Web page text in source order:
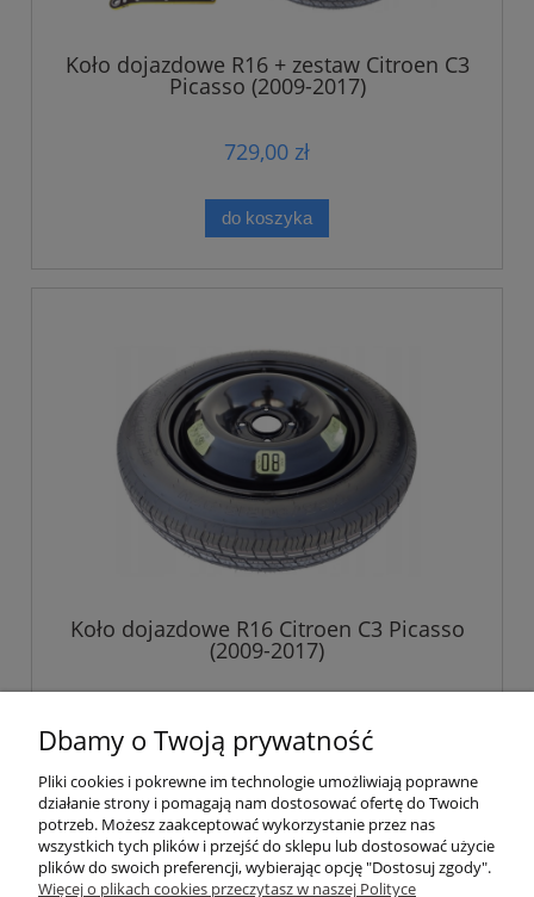
Koło dojazdowe R16 + zestaw Citroen C3
Picasso (2009-2017)
729,00 zł
do koszyka
Koło dojazdowe R16 Citroen C3 Picasso
(2009-2017)
do koszyka
Pomoc
Dbamy o Twoją prywatność
Pliki cookies i pokrewne im technologie umożliwiają poprawne
działanie strony i pomagają nam dostosować ofertę do Twoich
potrzeb. Możesz zaakceptować wykorzystanie przez nas
wszystkich tych plików i przejść do sklepu lub dostosować użycie
plików do swoich preferencji, wybierając opcję "Dostosuj zgody".
Więcej o plikach cookies przeczytasz w naszej Polityce